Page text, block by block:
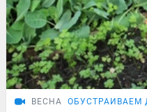
ВЕСНА ОБУСТРАИВАЕМ